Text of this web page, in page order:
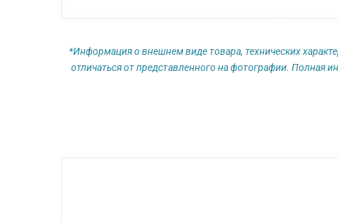
*Информация о внешнем виде товара, технических
отличаться от представленного на фотографии. Полная